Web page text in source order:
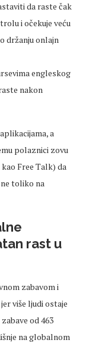
da raste čak
i očekuje veću
držanju onlajn
engleskog
nakon
a
polaznici zovu
Free Talk) da
toliko na
rast u
zabavom i
više ljudi ostaje
od 463
na globalnom